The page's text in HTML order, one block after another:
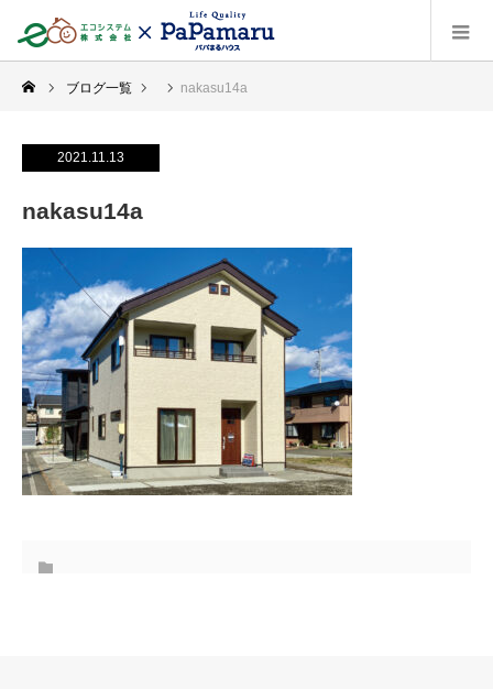
ブログ一覧 nakasu14a
2021.11.13
nakasu14a